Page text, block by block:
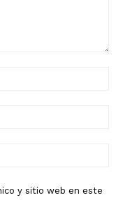
y sitio web en este